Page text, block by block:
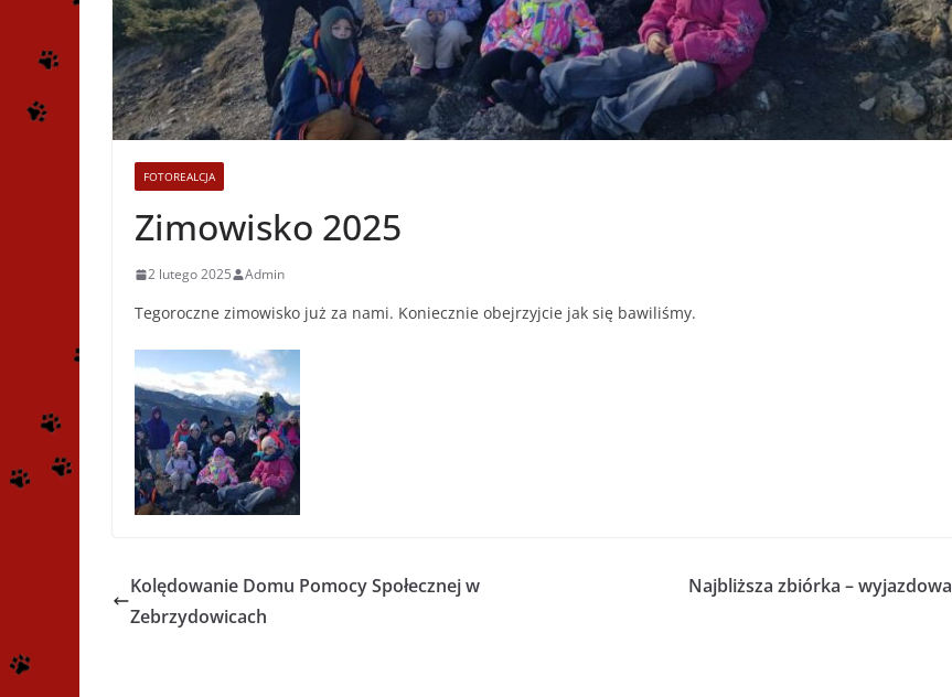
FOTOREALCJA
Zimowisko 2025
2 lutego 2025 Admin
Tegoroczne zimowisko już za nami. Koniecznie obejrzyjcie jak się bawiliśmy.
Kolędowanie Domu Pomocy Społecznej w
Zebrzydowicach
Najbliższa zbiórka – wyjazdowa